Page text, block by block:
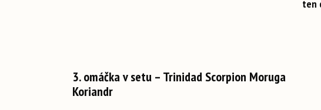
ten
3. omáčka v setu – Trinidad Scorpion Moruga
Koriandr